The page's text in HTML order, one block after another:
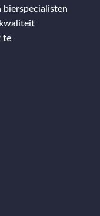
bierspecialisten
te